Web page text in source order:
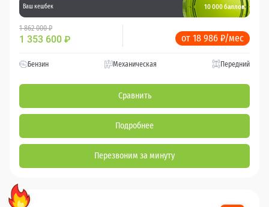
Ваш кешбек 10 000 баллов
1 862 000 ₽
1 353 600 ₽ от 18 986 ₽/мес
Бензин Механическая Передний
Сравнить
Подробнее
Перезвоним за минуту